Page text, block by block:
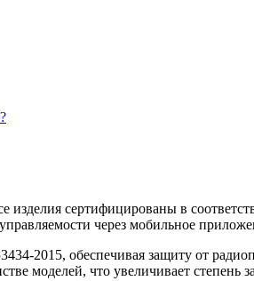
изделия сертифицированы в
через мобильное
2015, обеспечивая защиту от
моделей, что увеличивает степень